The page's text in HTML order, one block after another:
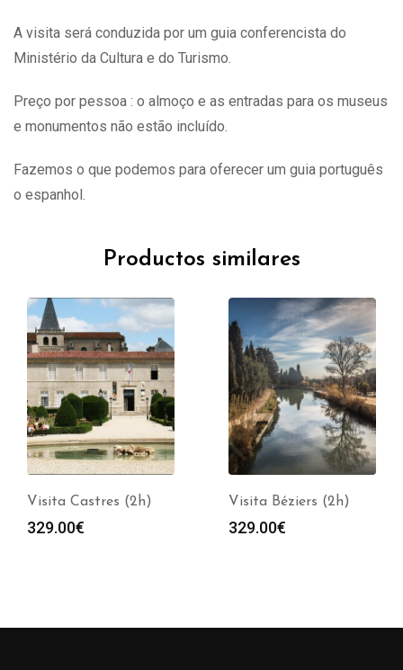
A visita será conduzida por um guia conferencista do
Ministério da Cultura e do Turismo.
Preço por pessoa : o almoço e as entradas para os museus
e monumentos não estão incluído.
Fazemos o que podemos para oferecer um guia português
o espanhol.
Productos similares
Visita Castres (2h)
329.00€
Visita Béziers (2h)
329.00€